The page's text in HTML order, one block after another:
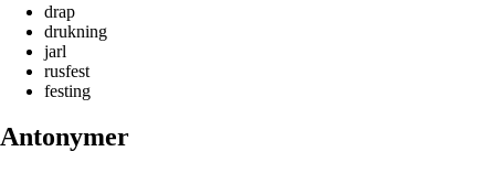
drap
drukning
jarl
rusfest
festing
Antonymer